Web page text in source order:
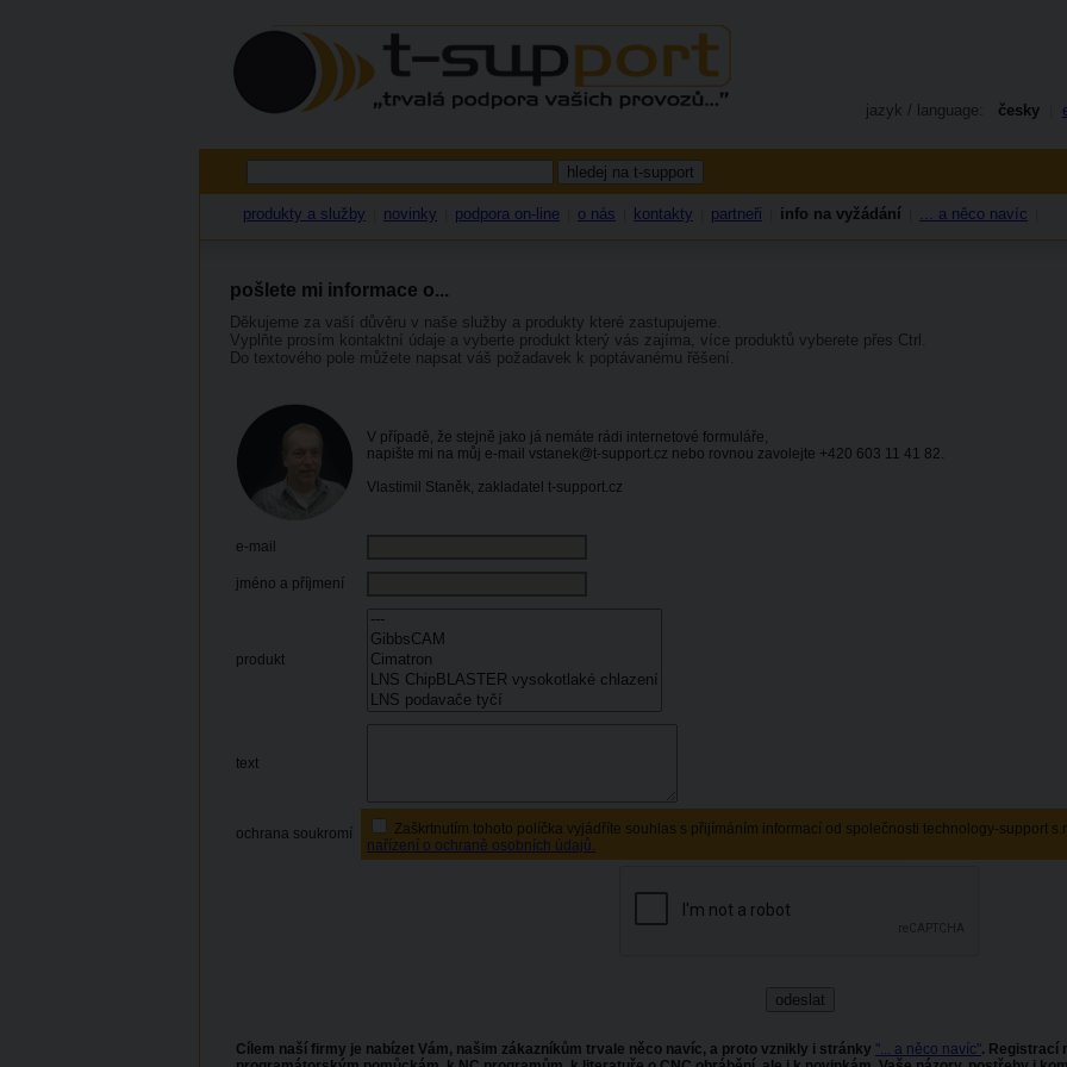
jazyk / language: česky
produkty a služby novinky podpora on-line o nás kontakty partneři info na vyžádání ... a něco navíc
pošlete mi informace o...
Děkujeme za vaší důvěru v naše služby a produkty které zastupujeme.
Vyplňte prosím kontaktní údaje a vyberte produkt který vás zajíma, více produktů vyberete přes Ctrl.
Do textového pole můžete napsat váš požadavek k poptávanému řěšení.
V případě, že stejně jako já nemáte rádi internetové formuláře,
napište mi na můj e-mail vstanek@t-support.cz nebo rovnou zavolejte +420 603 11 41 82.
Vlastimil Staněk, zakladatel t-support.cz
e-mail
jméno a příjmení
produkt
text
ochrana soukromí Zaškrtnutím tohoto políčka vyjádříte souhlas s přijímáním informací od společnosti technology-support
nařízení o ochraně osobních údajů.
Cílem naší firmy je nabízet Vám, našim zákazníkům trvale něco navíc, a proto vznikly i stránky "... a něco navíc". Registrací